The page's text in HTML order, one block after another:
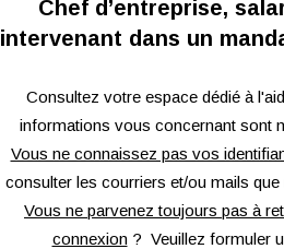
Chef d’entreprise,
intervenant dans un
Consultez votre espace dédié à
informations vous concernant sont
Vous ne connaissez pas vos
consulter les courriers et/ou mails
Vous ne parvenez toujours pas à
connexion? Veuillez formuler